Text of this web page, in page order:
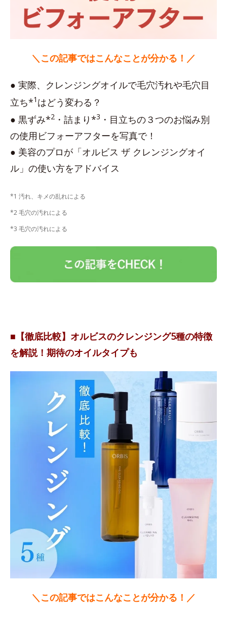
＼この記事ではこんなことが分かる！／
● 実際、クレンジングオイルで毛穴汚れや毛穴目
立ち*1 はどう変わる？
● 黒ずみ*2 ・詰まり*3 ・目立ちの３つのお悩み別
の使用ビフォーアフターを写真で！
● 美容のプロが「オルビス ザ クレンジングオイ
ル」の使い方をアドバイス
*1 汚れ、キメの乱れによる
*2 毛穴の汚れによる
*3 毛穴の汚れによる
■【徹底比較】オルビスのクレンジング5種の特徴
を解説！期待のオイルタイプも
＼この記事ではこんなことが分かる！／